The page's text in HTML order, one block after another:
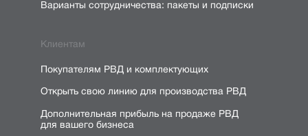
Дополнительная прибыль на продаже РВД
для вашего бизнеса
Открыть свою линию для производства РВД
Покупателям РВД и комплектующих
Клиентам
Варианты сотрудничества: пакеты и подписки